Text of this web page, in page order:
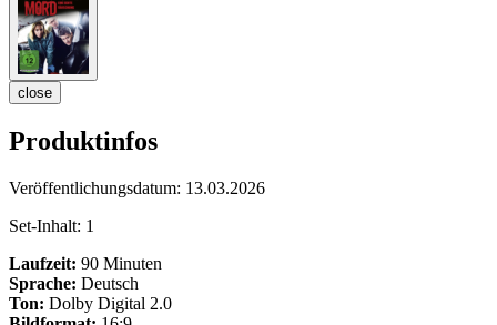
close
Produktinfos
Veröffentlichungsdatum: 13.03.2026
Set-Inhalt: 1
Laufzeit: 90 Minuten
Sprache: Deutsch
Ton: Dolby Digital 2.0